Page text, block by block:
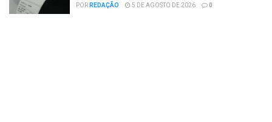
PORREDAÇÃO 5 DE AGOSTO DE 2026 0